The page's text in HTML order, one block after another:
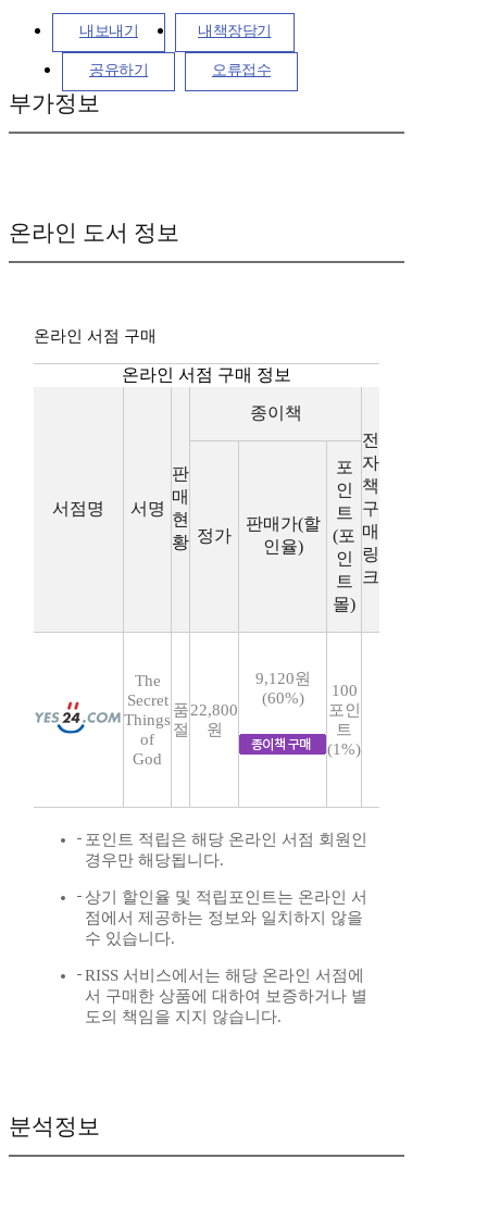
내보내기 내책장담기
공유하기 오류접수
부가정보
온라인 도서 정보
온라인 서점 구매
온라인 서점 구매 정보
서점명 서명
판
매
현
황
종이책
전
자
책
구
매
링
크
정가
판매가(할
인율)
포
인
트
(포
인
트
몰)
The
Secret
Things
of
God
품
절
22,800
원
9,120원
(60%)
100
포인
트
(1%)
포인트 적립은 해당 온라인 서점 회원인
경우만 해당됩니다.
상기 할인율 및 적립포인트는 온라인 서
점에서 제공하는 정보와 일치하지 않을
수 있습니다.
RISS 서비스에서는 해당 온라인 서점에
서 구매한 상품에 대하여 보증하거나 별
도의 책임을 지지 않습니다.
분석정보